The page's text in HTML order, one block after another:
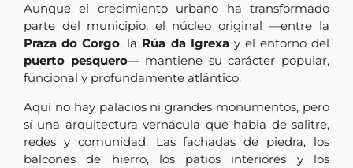
Aunque el crecimiento urbano ha transformado
parte del municipio, el núcleo original —entre la
Praza do Corgo, la Rúa da Igrexay el entorno del
puerto pesquero— mantiene su carácter popular,
funcional y profundamente atlántico.
Aquí no hay palacios ni grandes monumentos, pero
sí una arquitectura vernácula que habla de salitre,
redes y comunidad. Las fachadas de piedra, los
balcones de hierro, los patios interiores y los